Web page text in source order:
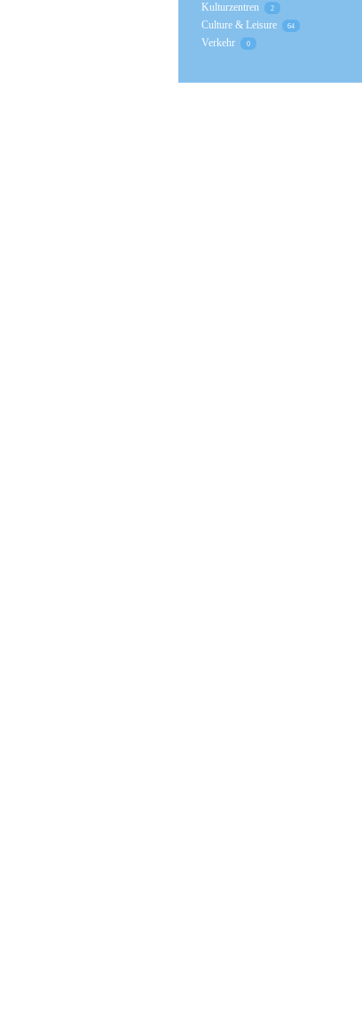
Kulturzentren 2
Culture & Leisure 64
Verkehr 0